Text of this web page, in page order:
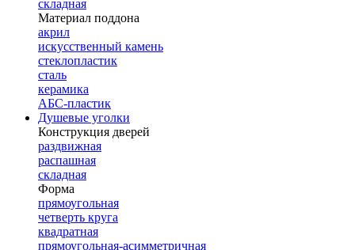
складная
Материал поддона
акрил
искусственный камень
стеклопластик
сталь
керамика
АБС-пластик
Душевые уголки
Конструкция дверей
раздвижная
распашная
складная
Форма
прямоугольная
четверть круга
квадратная
прямоугольная-асимметричная